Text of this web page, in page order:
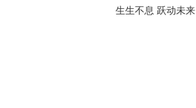
生生不息 跃动未来